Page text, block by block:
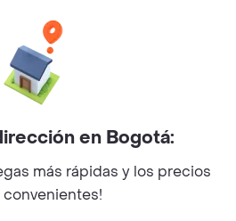
en Bogotá:
más rápidas y los precios
convenientes!